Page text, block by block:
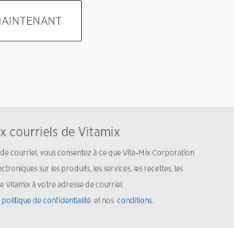
courriels de Vitamix
courriel, vous consentez à ce que Vita-Mix Corporation
sur les produits, les services, les recettes, les
Vitamix à votre adresse de courriel.
politique de confidentialité et nos conditions.